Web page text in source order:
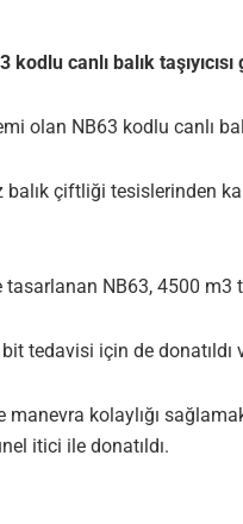
canlı balık
olan NB63 kodlu canlı
balık çiftliği
tasarlanan NB63, 4500
tedavisi için de donatıldı
manevra kolaylığı
itici ile donatıldı.